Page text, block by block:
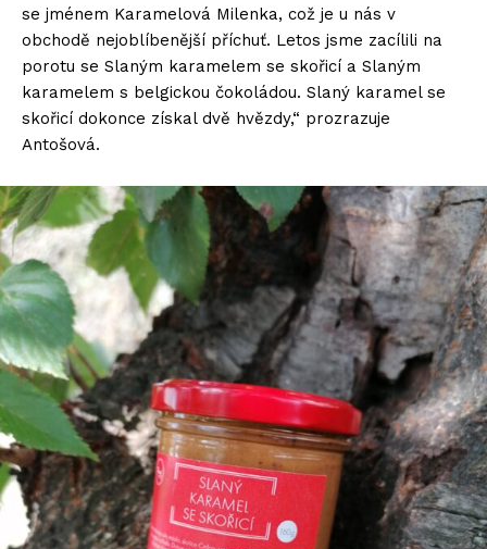
se jménem Karamelová Milenka, což je u nás v
obchodě nejoblíbenější příchuť. Letos jsme zacílili na
porotu se Slaným karamelem se skořicí a Slaným
karamelem s belgickou čokoládou. Slaný karamel se
skořicí dokonce získal dvě hvězdy,“ prozrazuje
Antošová.